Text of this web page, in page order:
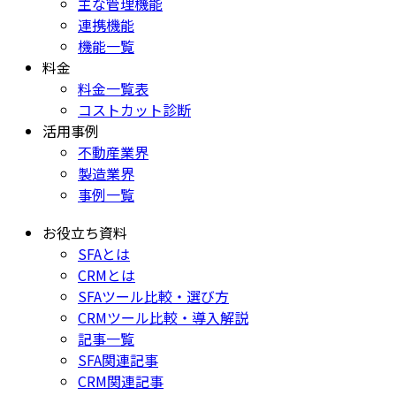
連携機能
機能一覧
料金
料金一覧表
コストカット診断
活用事例
不動産業界
製造業界
事例一覧
お役立ち資料
SFAとは
CRMとは
SFAツール比較・選び方
CRMツール比較・導入解説
記事一覧
SFA関連記事
CRM関連記事